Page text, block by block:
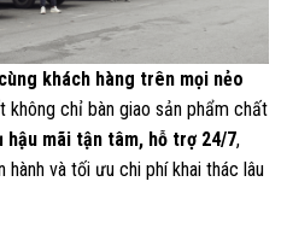
khách hàng trên mọi nẻo
không chỉ bàn giao sản phẩm chất
hậu mãi tận tâm, hỗ trợ 24/7,
và tối ưu chi phí khai thác lâu